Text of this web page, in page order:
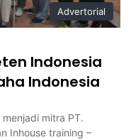
Advertorial
Indonesia
Indonesia
mitra PT.
Inhouse training –